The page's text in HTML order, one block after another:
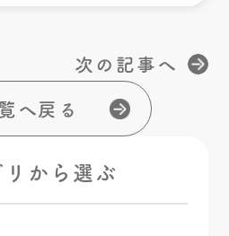
へ戻る
次の記事へ
リから選ぶ